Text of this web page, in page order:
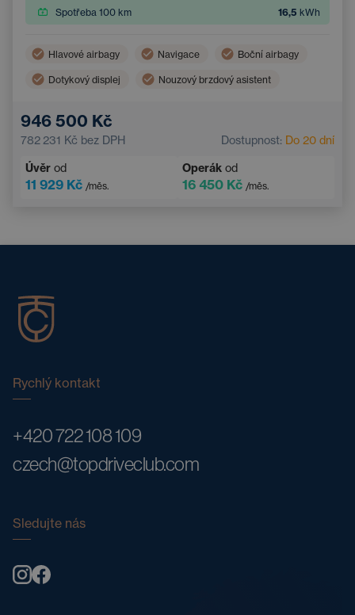
Spotřeba 100 km 16,5 kWh
Hlavové airbagy Navigace Boční airbagy
Dotykový displej Nouzový brzdový asistent
Systém rozpoznávání únavy
946 500 Kč
782 231 Kč bez DPH Dostupnost: Do 20 dní
Úvěr od
11 929 Kč /měs.
Operák od
16 450 Kč /měs.
Rychlý kontakt
+420 722 108 109
czech@topdriveclub.com
Sledujte nás